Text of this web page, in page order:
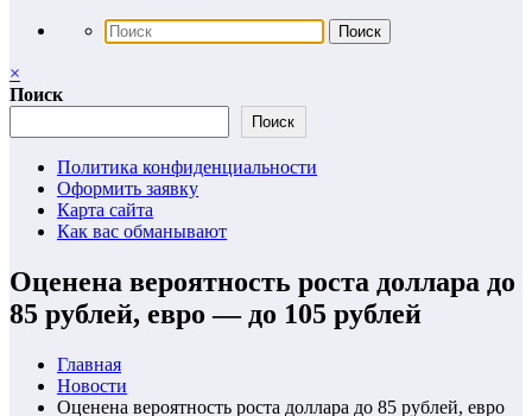
×
Поиск
Поиск
Политика конфиденциальности
Оформить заявку
Карта сайта
Как вас обманывают
Оценена вероятность роста доллара до
85 рублей, евро — до 105 рублей
Главная
Новости
Оценена вероятность роста доллара до 85 рублей, евро